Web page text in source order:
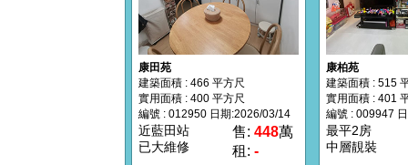
康田苑
建築面積 : 466 平方尺
實用面積 : 400 平方尺
編號 : 012950 日期:2026/03/14
近藍田站
已大維修
售: 448萬
租: -
康柏苑
建築面積 : 515
實用面積 : 401
編號 : 009947
最平2房
中層靚裝